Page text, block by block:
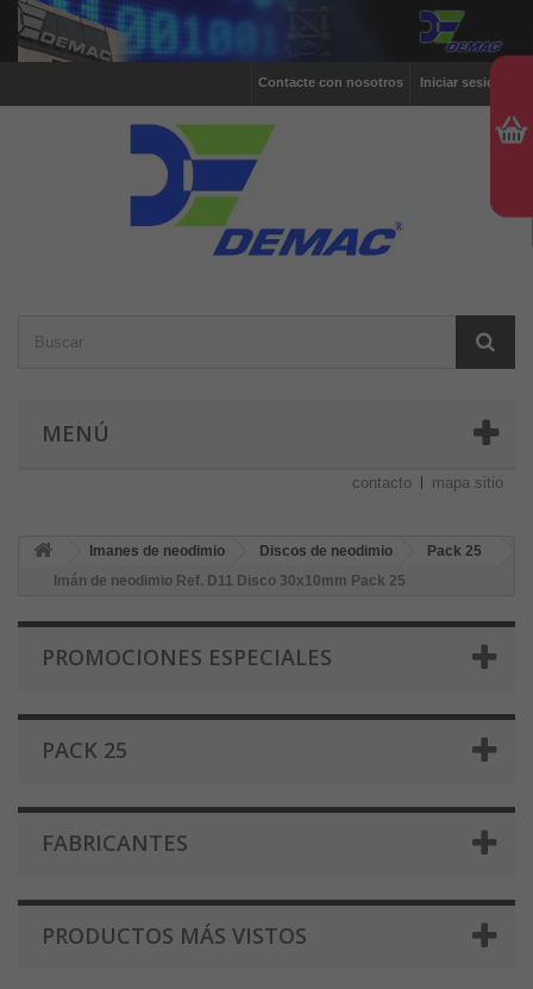
Iniciar sesión
Contacte con nosotros
MENÚ
contacto mapa sitio
Imanes de neodimio Discos de neodimio
Pack 25
Imán de neodimio Ref. D11 Disco 30x10mm Pack 25
PROMOCIONES ESPECIALES
PACK 25
FABRICANTES
PRODUCTOS MÁS VISTOS